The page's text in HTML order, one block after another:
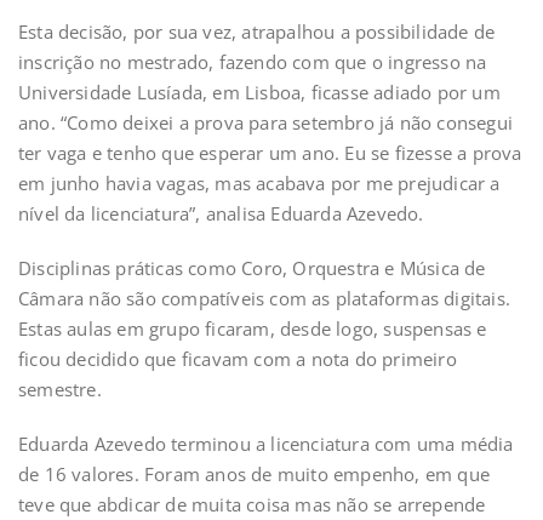
Esta decisão, por sua vez, atrapalhou a possibilidade de
inscrição no mestrado, fazendo com que o ingresso na
Universidade Lusíada, em Lisboa, ficasse adiado por um
ano. “Como deixei a prova para setembro já não consegui
ter vaga e tenho que esperar um ano. Eu se fizesse a prova
em junho havia vagas, mas acabava por me prejudicar a
nível da licenciatura”, analisa Eduarda Azevedo.
Disciplinas práticas como Coro, Orquestra e Música de
Câmara não são compatíveis com as plataformas digitais.
Estas aulas em grupo ficaram, desde logo, suspensas e
ficou decidido que ficavam com a nota do primeiro
semestre.
Eduarda Azevedo terminou a licenciatura com uma média
de 16 valores. Foram anos de muito empenho, em que
teve que abdicar de muita coisa mas não se arrepende